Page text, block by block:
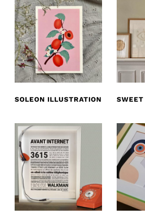
SOLEON ILLUSTRATION